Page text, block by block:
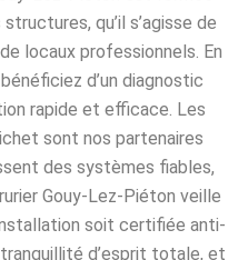
qu’il s’agisse de
locaux professionnels. En
d’un diagnostic
rapide et efficace. Les
sont nos partenaires
des systèmes fiables,
Gouy-Lez-Piéton veille
soit certifiée anti-
d’esprit totale, et